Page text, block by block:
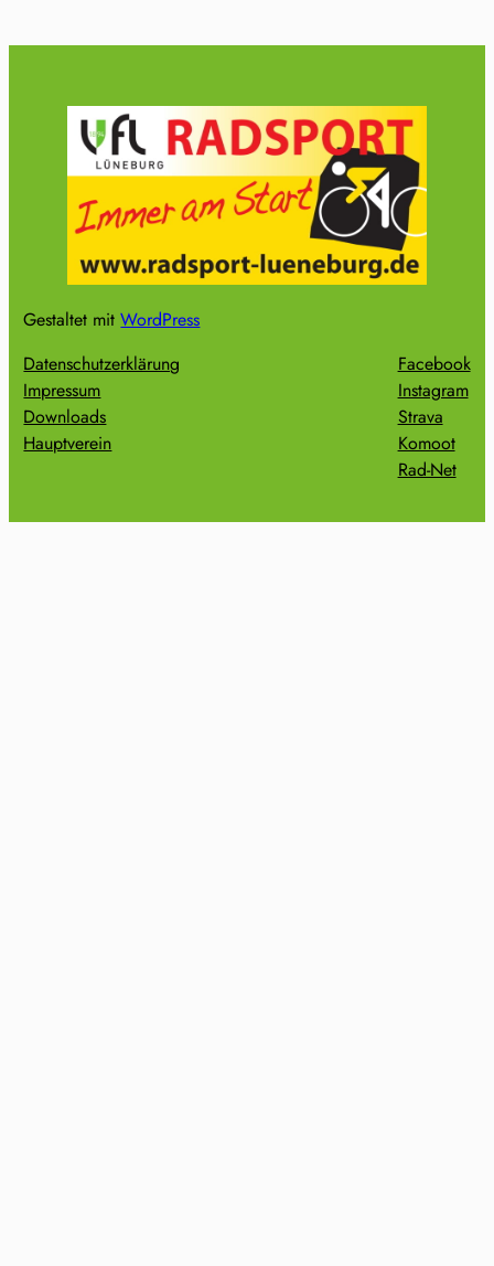
Gestaltet mitWordPress
Datenschutzerklärung
Impressum
Downloads
Hauptverein
Facebook
Instagram
Strava
Komoot
Rad-Net